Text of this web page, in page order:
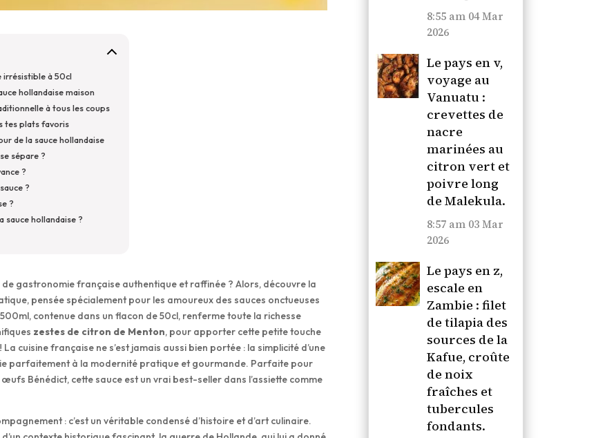
irrésistible à 50cl
hollandaise maison
à tous les coups
tes plats favoris
de la sauce hollandaise
sépare ?
?
?
?
sauce hollandaise ?
gastronomie française authentique et raffinée ? Alors, découvre la
pensée spécialement pour les amoureux des sauces onctueuses
contenue dans un flacon de 50cl, renferme toute la richesse
zestes de citron de Menton, pour apporter cette petite touche
cuisine française ne s’est jamais aussi bien portée : la simplicité d’une
parfaitement à la modernité pratique et gourmande. Parfaite pour
Bénédict, cette sauce est un vrai best-seller dans l’assiette comme
: c’est un véritable condensé d’histoire et d’art culinaire.
8:55 am 04 Mar
2026
Le pays en v,
voyage au
Vanuatu :
crevettes de
nacre
marinées au
citron vert et
poivre long
de Malekula.
8:57 am 03 Mar
2026
Le pays en z,
escale en
Zambie : filet
de tilapia des
sources de la
Kafue, croûte
de noix
fraîches et
tubercules
fondants.